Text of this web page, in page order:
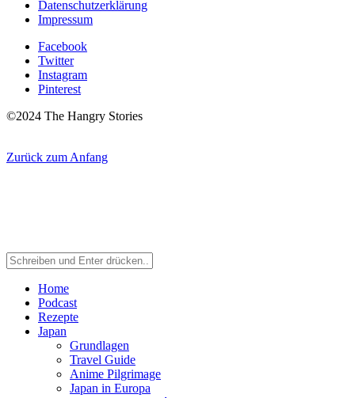
Datenschutzerklärung
Impressum
Facebook
Twitter
Instagram
Pinterest
©2024 The Hangry Stories
Zurück zum Anfang
Home
Podcast
Rezepte
Japan
Grundlagen
Travel Guide
Anime Pilgrimage
Japan in Europa